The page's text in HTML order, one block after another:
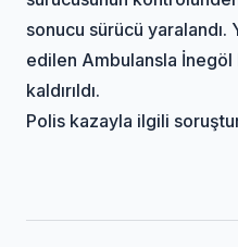
sonucu sürücü yaralandı.
edilen Ambulansla İnegöl
kaldırıldı.
Polis kazayla ilgili